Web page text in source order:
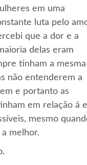
em uma
luta pelo
que a dor e a
delas eram
tinham a mesma
não entenderem a
e portanto as
em relação á
mesmo
melhor.